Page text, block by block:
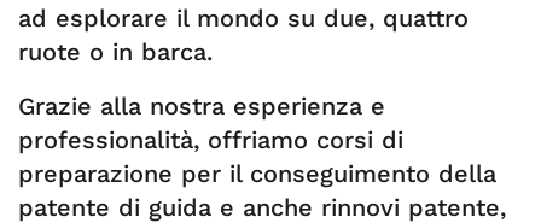
ad esplorare il mondo su due, quattro
ruote o in barca.
Grazie alla nostra esperienza e
professionalità, offriamo corsi di
preparazione per il conseguimento della
patente di guida e anche rinnovi patente,